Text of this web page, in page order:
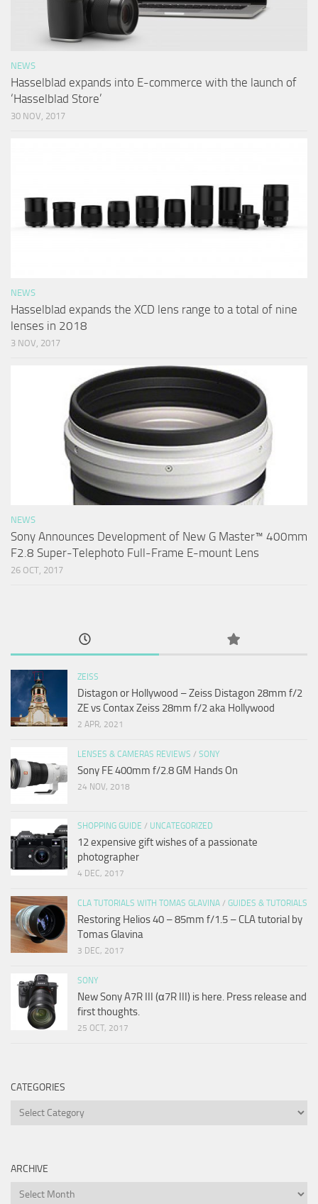
NEWS
Hasselblad expands into E-commerce with the launch of
‘Hasselblad Store’
30 NOV, 2017
NEWS
Hasselblad expands the XCD lens range to a total of nine
lenses in 2018
3 NOV, 2017
NEWS
Sony Announces Development of New G Master™ 400mm
F2.8 Super-Telephoto Full-Frame E-mount Lens
26 OCT, 2017
ZEISS
Distagon or Hollywood – Zeiss Distagon 28mm f/2
ZE vs Contax Zeiss 28mm f/2 aka Hollywood
2 APR, 2021
LENSES & CAMERAS REVIEWS / SONY
Sony FE 400mm f/2.8 GM Hands On
24 NOV, 2018
SHOPPING GUIDE / UNCATEGORIZED
12 expensive gift wishes of a passionate
photographer
4 DEC, 2017
CLA TUTORIALS WITH TOMAS GLAVINA / GUIDES & TUTORIALS
Restoring Helios 40 – 85mm f/1.5 – CLA tutorial by
Tomas Glavina
3 DEC, 2017
SONY
New Sony A7R III (α7R III) is here. Press release and
first thoughts.
25 OCT, 2017
CATEGORIES
Categories
ARCHIVE
Archive